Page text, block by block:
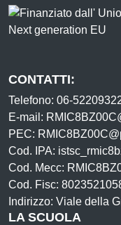
CONTATTI:
Telefono: 06-
E-mail:
PEC:
Cod. IPA:
Cod. Mecc:
Cod. Fisc:
Indirizzo: Viale della
LA SCUOLA